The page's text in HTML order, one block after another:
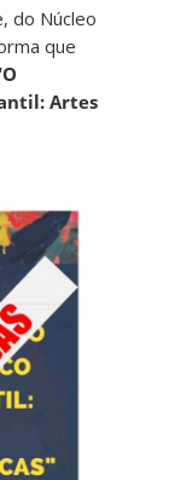
do Núcleo
que
Artes